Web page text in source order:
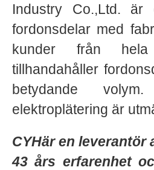
Industry Co.,Ltd. är
fordonsdelar med
kunder från hela
tillhandahåller
betydande
elektroplätering är
CYHär en
43 års erfarenhet